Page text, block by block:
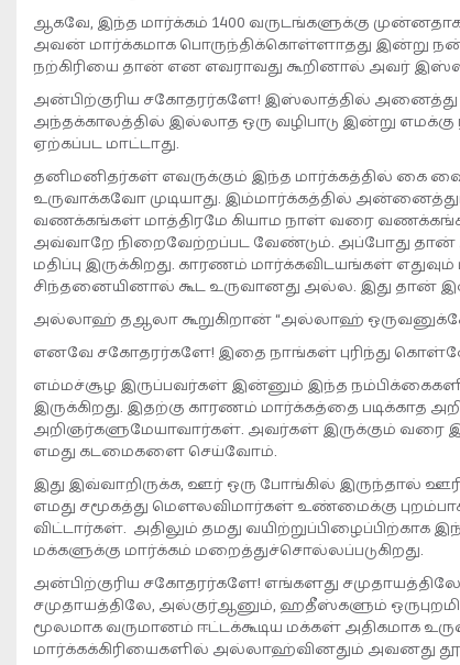
ஆகவே, இந்த மார்க்கம் 1400 வருடங்களுக்கு
அவன் மார்க்கமாக பொருந்திக்கொள்ளாதது இன்று
நற்கிரியை தான் என எவராவது கூறினால் அவர்
அன்பிற்குரிய சகோதரர்களே! இஸ்லாத்தில்
அந்தக்காலத்தில் இல்லாத ஒரு வழிபாடு இன்று
ஏற்கப்பட மாட்டாது.
தனிமனிதர்கள் எவருக்கும் இந்த மார்க்கத்தில் கை
உருவாக்கவோ முடியாது. இம்மார்க்கத்தில்
வணக்கங்கள் மாத்திரமே கியாம நாள் வரை
அவ்வாறே நிறைவேற்றப்பட வேண்டும். அப்போது
மதிப்பு இருக்கிறது. காரணம் மார்க்கவிடயங்கள்
சிந்தனையினால் கூட உருவானது அல்ல. இது தான்
அல்லாஹ் தஆலா கூறுகிறான் “அல்லாஹ் ஒருவனுக்கே
எனவே சகோதரர்களே! இதை நாங்கள் புரிந்து
எம்மச்சூழ இருப்பவர்கள் இன்னும் இந்த நம்பிக்கைகளில்
இருக்கிறது. இதற்கு காரணம் மார்க்கத்தை படிக்காத
அறிஞர்களுமேயாவார்கள். அவர்கள் இருக்கும் வரை
எமது கடமைகளை செய்வோம்.
இது இவ்வாறிருக்க, ஊர் ஒரு போங்கில் இருந்தால்
எமது சமூகத்து மெளலவிமார்கள் உண்மைக்கு
விட்டார்கள். அதிலும் தமது
மக்களுக்கு மார்க்கம் மறைத்துச்சொல்லப்படுகிறது.
அன்பிற்குரிய சகோதரர்களே! எங்களது
சமுதாயத்திலே, அல்குர்ஆனும், ஹதீஸ்களும்
மூலமாக வருமானம் ஈட்டக்கூடிய மக்கள் அதிகமாக
மார்க்கக்கிரியைகளில் அல்லாஹ்வினதும் அவனது